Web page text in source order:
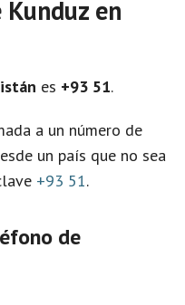
Kunduz en
es +93 51.
a un número de
un país que no sea
+93 51.
de